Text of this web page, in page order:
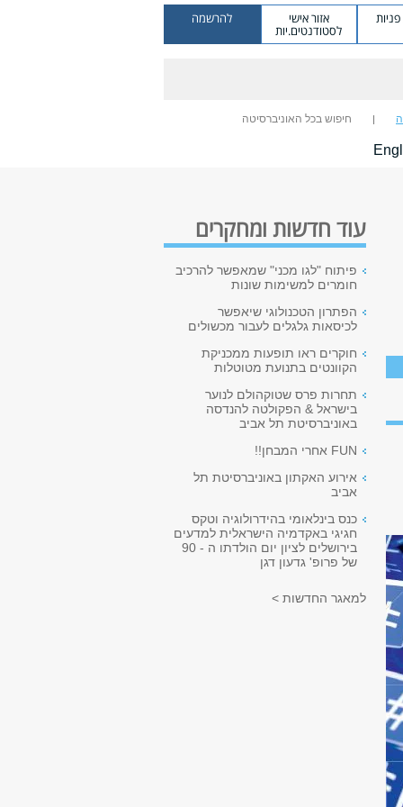
אזור אישי
לסטודנטים.יות
להרשמה
חיפוש בכל האוניברסיטה
עוד חדשות ומחקרים
פיתוח "לגו מכני" שמאפשר להרכיב
חומרים למשימות שונות
הפתרון הטכנולוגי שיאפשר
לכיסאות גלגלים לעבור מכשולים
חוקרים ראו תופעות ממכניקת
הקוונטים בתנועת מטוטלות
תחרות פרס שטוקהולם לנוער
בישראל & הפקולטה להנדסה
באוניברסיטת תל אביב
FUN אחרי המבחן!!
אירוע האקתון באוניברסיטת תל
אביב
כנס בינלאומי בהידרולוגיה וטקס
חגיגי באקדמיה הישראלית למדעים
בירושלים לציון יום הולדתו ה - 90
של פרופ' גדעון דגן
למאגר החדשות >